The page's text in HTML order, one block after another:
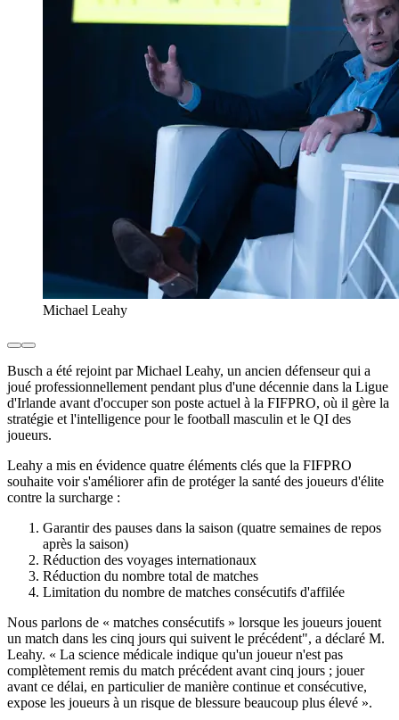
Michael Leahy
Busch a été rejoint par Michael Leahy, un ancien défenseur qui a
joué professionnellement pendant plus d'une décennie dans la Ligue
d'Irlande avant d'occuper son poste actuel à la FIFPRO, où il gère la
stratégie et l'intelligence pour le football masculin et le QI des
joueurs.
Leahy a mis en évidence quatre éléments clés que la FIFPRO
souhaite voir s'améliorer afin de protéger la santé des joueurs d'élite
contre la surcharge :
Garantir des pauses dans la saison (quatre semaines de repos
après la saison)
Réduction des voyages internationaux
Réduction du nombre total de matches
Limitation du nombre de matches consécutifs d'affilée
Nous parlons de « matches consécutifs » lorsque les joueurs jouent
un match dans les cinq jours qui suivent le précédent", a déclaré M.
Leahy. « La science médicale indique qu'un joueur n'est pas
complètement remis du match précédent avant cinq jours ; jouer
avant ce délai, en particulier de manière continue et consécutive,
expose les joueurs à un risque de blessure beaucoup plus élevé ».